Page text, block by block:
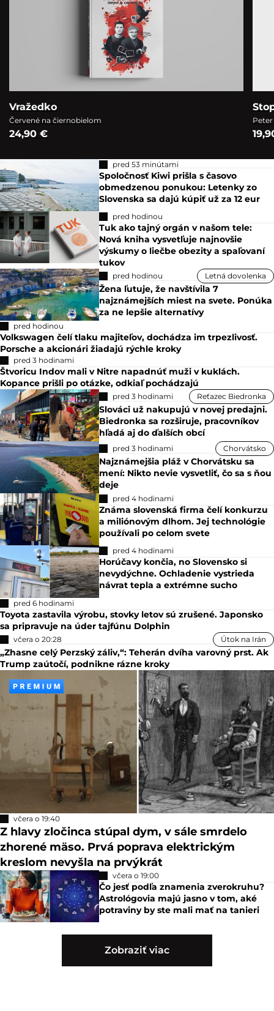
Vražedko
Červené na čiernobielom
24,90 €
pred 53 minútami
Spoločnosť Kiwi prišla s časovo
obmedzenou ponukou: Letenky zo
Slovenska sa dajú kúpiť už za 12 eur
pred hodinou
Tuk ako tajný orgán v našom tele:
Nová kniha vysvetľuje najnovšie
výskumy o liečbe obezity a spaľovaní
tukov
pred hodinou Letná dovolenka
Žena ľutuje, že navštívila 7
najznámejších miest na svete. Ponúka
za ne lepšie alternatívy
pred hodinou
Volkswagen čelí tlaku majiteľov, dochádza im trpezlivosť.
Porsche a akcionári žiadajú rýchle kroky
pred 3 hodinami
Štvoricu Indov mali v Nitre napadnúť muži v kuklách.
Kopance prišli po otázke, odkiaľ pochádzajú
pred 3 hodinami Reťazec Biedronka
Slováci už nakupujú v novej predajni.
Biedronka sa rozširuje, pracovníkov
hľadá aj do ďalších obcí
pred 3 hodinami Chorvátsko
Najznámejšia pláž v Chorvátsku sa
mení: Nikto nevie vysvetliť, čo sa s ňou
deje
pred 4 hodinami
Známa slovenská firma čelí konkurzu
a miliónovým dlhom. Jej technológie
používali po celom svete
pred 4 hodinami
Horúčavy končia, no Slovensko si
nevydýchne. Ochladenie vystrieda
návrat tepla a extrémne sucho
pred 6 hodinami
Toyota zastavila výrobu, stovky letov sú zrušené. Japonsko
sa pripravuje na úder tajfúnu Dolphin
včera o 20:28 Útok na Irán
„Zhasne celý Perzský záliv,“: Teherán dvíha varovný prst. Ak
Trump zaútočí, podnikne rázne kroky
včera o 19:40
Z hlavy zločinca stúpal dym, v sále smrdelo
zhorené mäso. Prvá poprava elektrickým
kreslom nevyšla na prvýkrát
včera o 19:00
Čo jesť podľa znamenia zverokruhu?
Astrológovia majú jasno v tom, aké
potraviny by ste mali mať na tanieri
Zobraziť viac